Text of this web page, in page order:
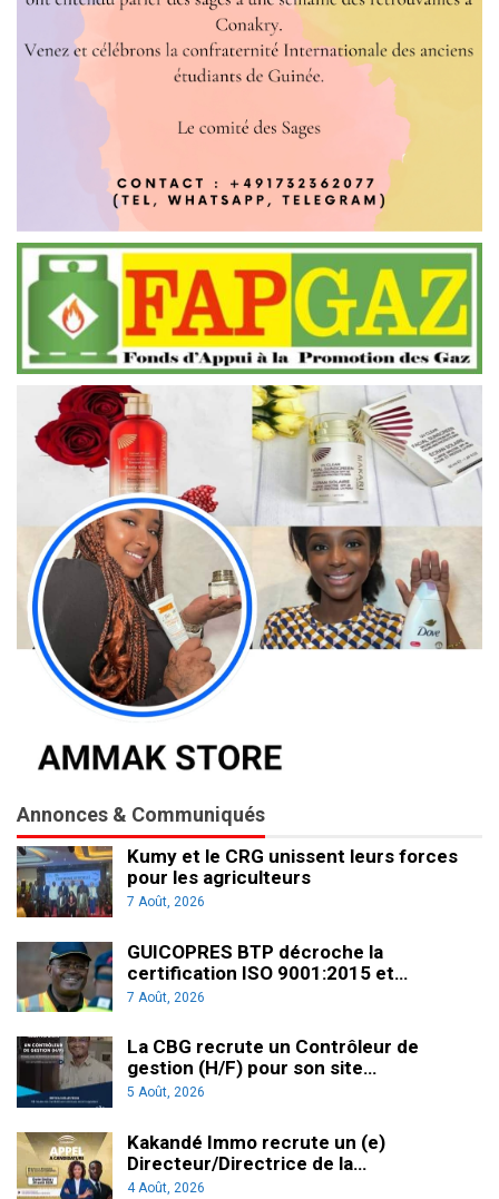
Annonces & Communiqués
Kumy et le CRG unissent leurs forces
pour les agriculteurs
7 Août, 2026
GUICOPRES BTP décroche la
certification ISO 9001:2015 et…
7 Août, 2026
La CBG recrute un Contrôleur de
gestion (H/F) pour son site…
5 Août, 2026
Kakandé Immo recrute un (e)
Directeur/Directrice de la…
4 Août, 2026